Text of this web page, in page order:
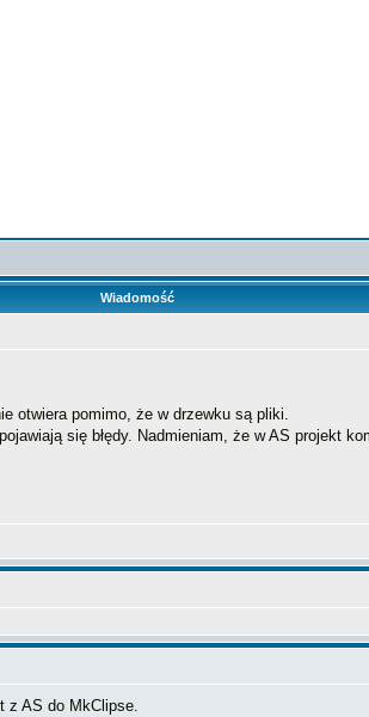
Wiadomość
otwiera pomimo, że w drzewku są pliki.
się błędy. Nadmieniam, że w AS projekt
z AS do MkClipse.